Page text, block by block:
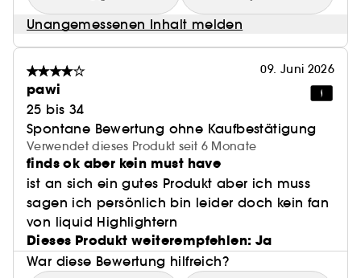
Unangemessenen Inhalt melden
09. Juni 2026
pawi
25 bis 34
Spontane Bewertung ohne Kaufbestätigung
Verwendet dieses Produkt seit 6 Monate
finds ok aber kein must have
ist an sich ein gutes Produkt aber ich muss
sagen ich persönlich bin leider doch kein fan
von liquid Highlightern
Dieses Produkt weiterempfehlen: Ja
War diese Bewertung hilfreich?